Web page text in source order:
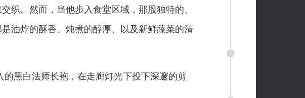
。然而，当他步入食堂区域，那股独特的、
油炸的酥香、炖煮的醇厚、以及新鲜蔬菜的清
黑白法师长袍，在走廊灯光下投下深邃的剪